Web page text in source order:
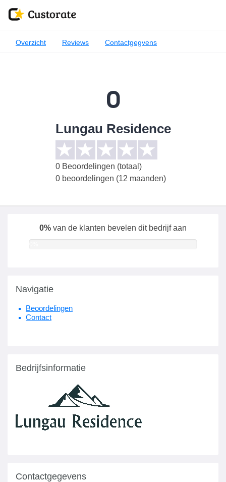
Overzicht Reviews Contactgegvens
0
Lungau Residence
0Beoordelingen (totaal)
0 beoordelingen (12 maanden)
0% van de klanten bevelen dit bedrijf aan
Navigatie
Beoordelingen
Contact
Bedrijfsinformatie
Contactgegevens